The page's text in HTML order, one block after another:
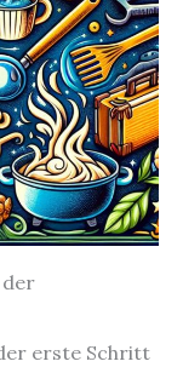
der
erste Schritt